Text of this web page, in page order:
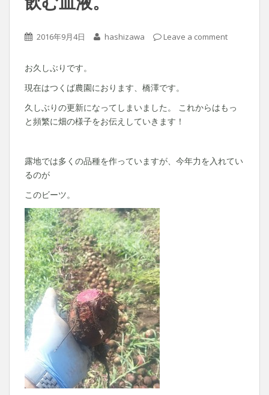
2016年9月4日 hashizawa Leave a comment
お久しぶりです。
現在はつくば農園におります、橋澤です。
久しぶりの更新になってしまいました。 これからはもっ
と頻繁に畑の様子をお伝えしていきます！
露地では多くの品種を作っていますが、今年力を入れてい
るのが
このビーツ。